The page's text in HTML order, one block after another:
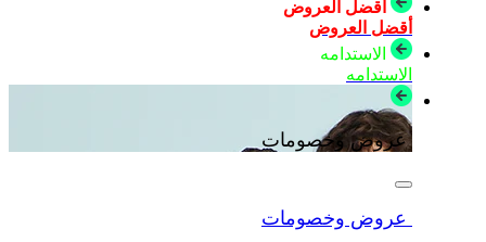
أقضل العروض
أقضل العروض
الاستدامه
الاستدامه
عروض وخصومات
عروض وخصومات